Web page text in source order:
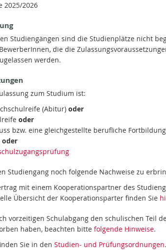
2025/2026
Studiengängen sind die Studienplätze nicht
die die
werden.
zum Studium ist:
(Abitur) oder
oder
bzw. eine gleichgestellte berufliche
oder
Studiengang noch folgende Nachweise zu
mit einem Kooperationspartner des
Übersicht der Kooperationsparter finden Sie
vorzeitigen Schulabgang den schulischen Teil
haben, beachten bitte folgende Hinweise.
Sie in den Studien- und Prüfungsordnungen.